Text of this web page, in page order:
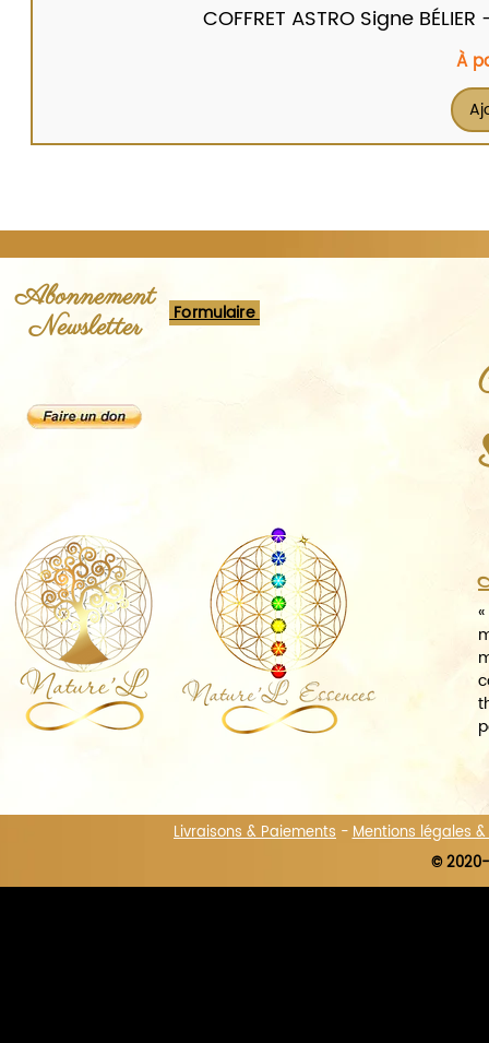
COFFRET ASTRO Signe
À
Abonnement
Newsletter
Formulaire
Livraisons & Paiements -Mentions légales &
© 2020-